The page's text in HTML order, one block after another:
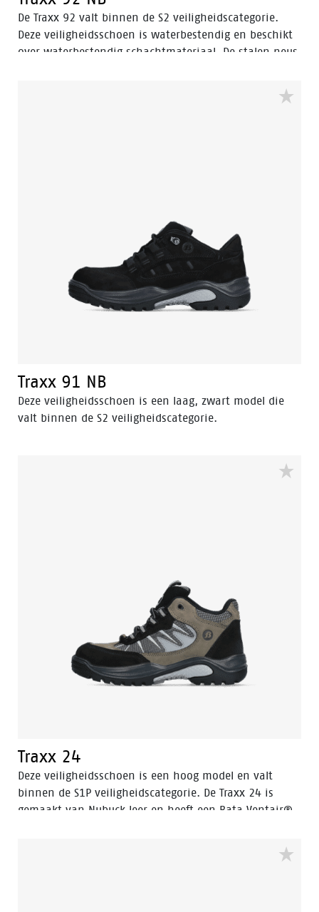
De Traxx 92 valt binnen de S2 veiligheidscategorie.
Deze veiligheidsschoen is waterbestendig en beschikt
over waterbestendig schachtmateriaal. De stalen neus
Traxx 91 NB
Deze veiligheidsschoen is een laag, zwart model die
valt binnen de S2 veiligheidscategorie.
Traxx 24
Deze veiligheidsschoen is een hoog model en valt
binnen de S1P veiligheidscategorie. De Traxx 24 is
gemaakt van Nubuck leer en heeft een Bata Ventair®